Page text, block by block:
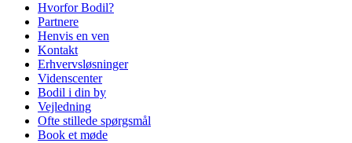
Hvorfor Bodil?
Partnere
Henvis en ven
Kontakt
Erhvervsløsninger
Videnscenter
Bodil i din by
Vejledning
Ofte stillede spørgsmål
Book et møde